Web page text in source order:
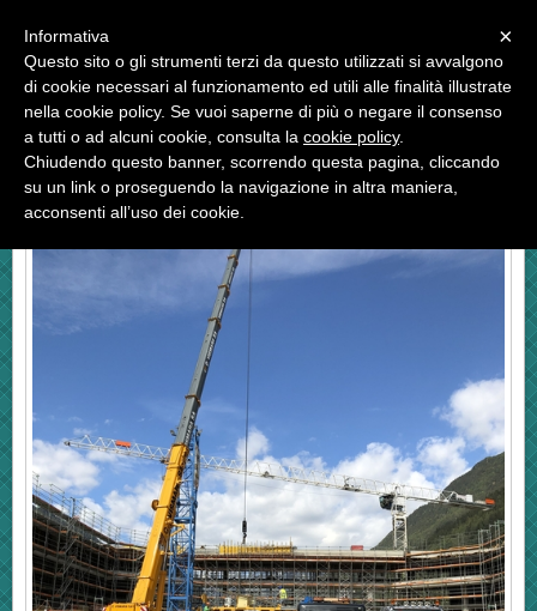
INDIETRO « »
NUOVO STADIO MULTIFUNZIONALE DELLA
VALASCIA, AMBRÌ, SWITZERLAND
×
Informativa
Questo sito o gli strumenti terzi da questo utilizzati si avvalgono
di cookie necessari al funzionamento ed utili alle finalità illustrate
nella cookie policy. Se vuoi saperne di più o negare il consenso
a tutti o ad alcuni cookie, consulta la cookie policy.
Chiudendo questo banner, scorrendo questa pagina, cliccando
su un link o proseguendo la navigazione in altra maniera,
acconsenti all’uso dei cookie.